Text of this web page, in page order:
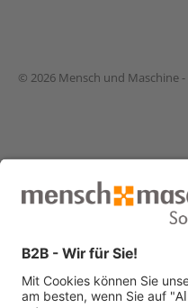
© 2026 Mensch und Maschine -